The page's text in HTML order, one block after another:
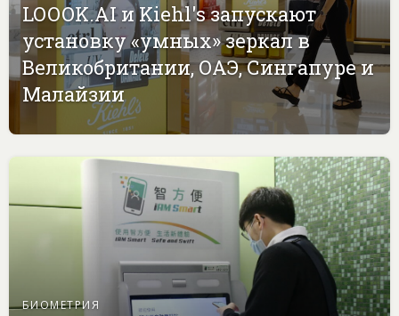
LOOOK.AI и Kiehl's запускают
установку «умных» зеркал в
Великобритании, ОАЭ, Сингапуре и
Малайзии
БИОМЕТРИЯ